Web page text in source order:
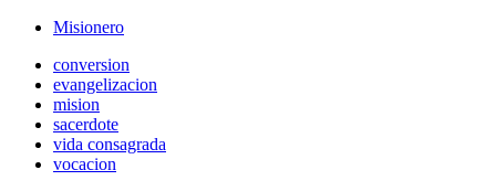
Misionero
conversion
evangelizacion
mision
sacerdote
vida consagrada
vocacion